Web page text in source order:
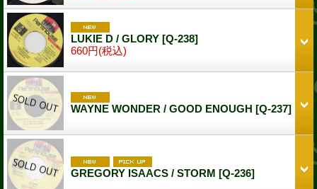
LUKIE D / GLORY [Q-238]
660円(税込)
WAYNE WONDER / GOOD ENOUGH [Q-237]
GREGORY ISAACS / STORM [Q-236]